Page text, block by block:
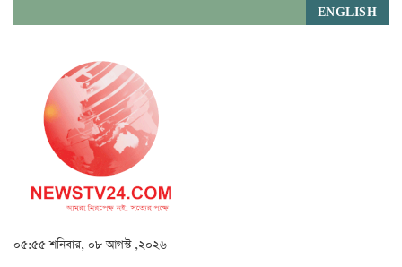
ENGLISH
০৫:৫৫ শনিবার, ০৮ আগস্ট ,২০২৬